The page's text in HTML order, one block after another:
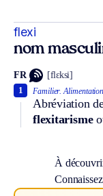
flexi
nom
FR [flɛksi]
Familier. Alimentation.
Abréviation
flexitarisme
1
À